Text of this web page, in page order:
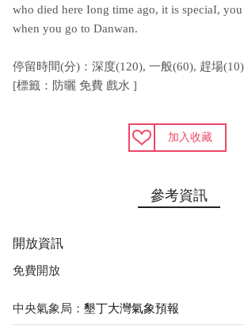
who died here Iong time ago, it is speciaI,
when you go to Danwan.
停留時間(分)：深度(120), 一般(60), 趕場(10)
[標籤：防曬 免費 戲水 ]
加入收藏
參考資訊
開放資訊
免費開放
中央氣象局： 墾丁大灣氣象預報